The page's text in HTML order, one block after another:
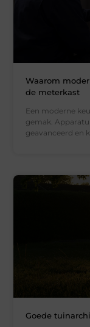
Waarom
de meterkast
Een moderne
gemak.
geavanceerd en
Goede